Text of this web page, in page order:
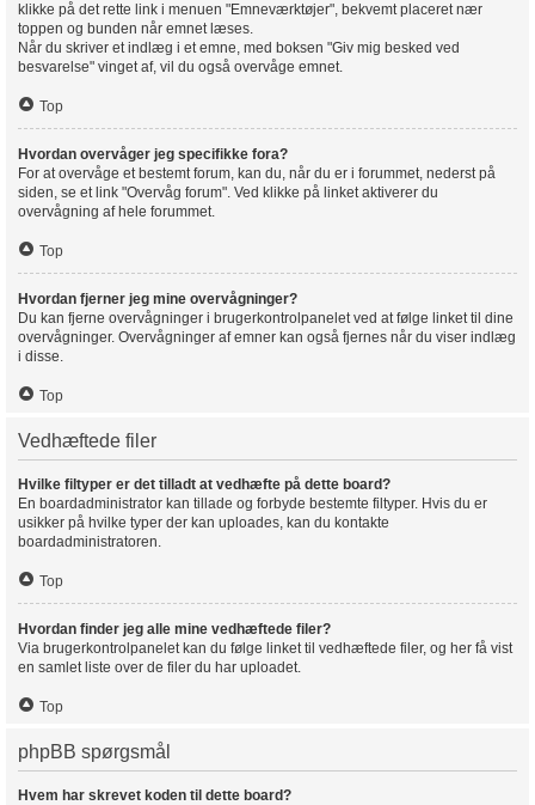
klikke på det rette link i menuen "Emneværktøjer", bekvemt placeret nær
toppen og bunden når emnet læses.
Når du skriver et indlæg i et emne, med boksen "Giv mig besked ved
besvarelse" vinget af, vil du også overvåge emnet.
Top
Hvordan overvåger jeg specifikke fora?
For at overvåge et bestemt forum, kan du, når du er i forummet, nederst på
siden, se et link "Overvåg forum". Ved klikke på linket aktiverer du
overvågning af hele forummet.
Top
Hvordan fjerner jeg mine overvågninger?
Du kan fjerne overvågninger i brugerkontrolpanelet ved at følge linket til dine
overvågninger. Overvågninger af emner kan også fjernes når du viser indlæg
i disse.
Top
Vedhæftede filer
Hvilke filtyper er det tilladt at vedhæfte på dette board?
En boardadministrator kan tillade og forbyde bestemte filtyper. Hvis du er
usikker på hvilke typer der kan uploades, kan du kontakte
boardadministratoren.
Top
Hvordan finder jeg alle mine vedhæftede filer?
Via brugerkontrolpanelet kan du følge linket til vedhæftede filer, og her få vist
en samlet liste over de filer du har uploadet.
Top
phpBB spørgsmål
Hvem har skrevet koden til dette board?